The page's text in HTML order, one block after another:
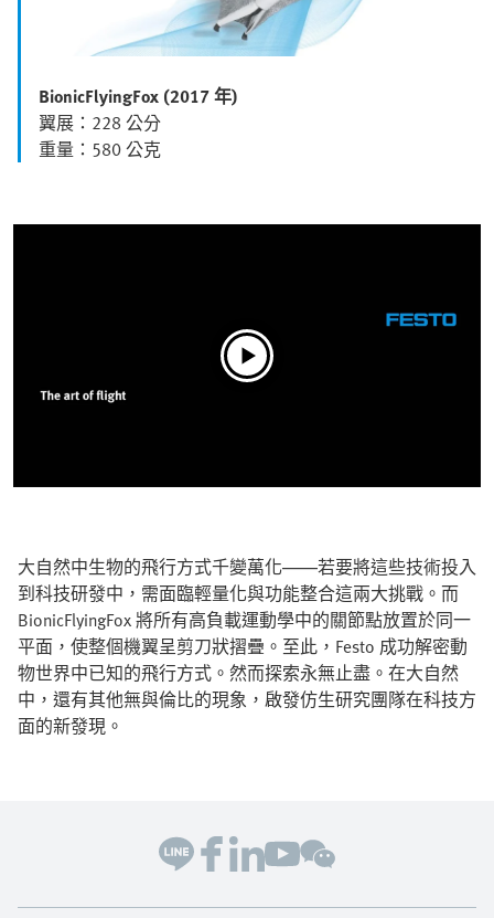
BionicFlyingFox (2017 年)
翼展：228 公分
重量：580 公克
大自然中生物的飛行方式千變萬化——若要將這些技術投入
到科技研發中，需面臨輕量化與功能整合這兩大挑戰。而
BionicFlyingFox 將所有高負載運動學中的關節點放置於同一
平面，使整個機翼呈剪刀狀摺疊。至此，Festo 成功解密動
物世界中已知的飛行方式。然而探索永無止盡。在大自然
中，還有其他無與倫比的現象，啟發仿生研究團隊在科技方
面的新發現。